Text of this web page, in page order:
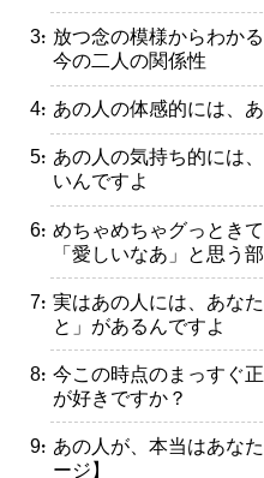
・放つ念の模様からわかる
今の二人の関係性
・あの人の体感的には、
・あの人の気持ち的には
いんですよ
・めちゃめちゃグっとき
「愛しいなあ」と思う
・実はあの人には、あな
と」があるんですよ
・今この時点のまっすぐ
が好きですか？
・あの人が、本当はあな
ージ】